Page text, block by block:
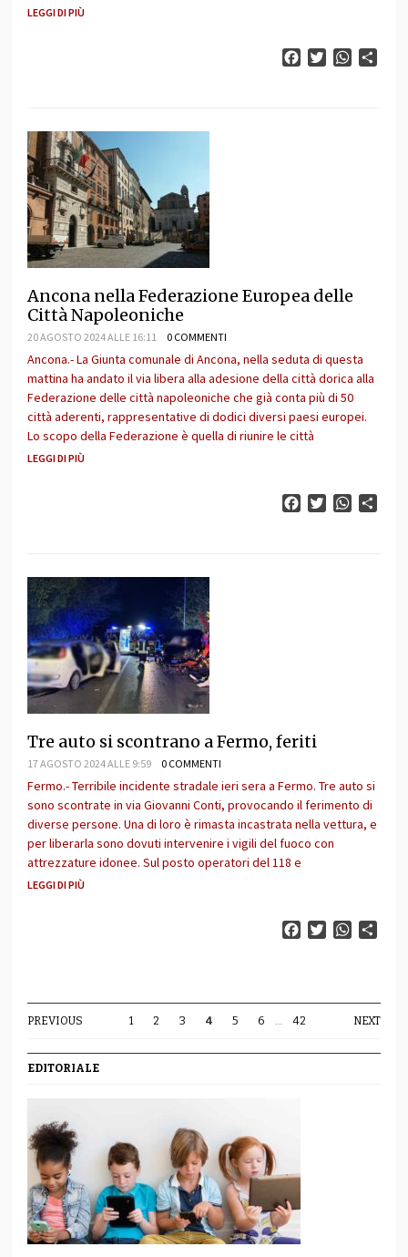
LEGGI DI PIÙ
FacebookTwitter
Ancona nella Federazione Europea delle
Città Napoleoniche
20 AGOSTO 2024 ALLE 16:11 0 COMMENTI
Ancona.- La Giunta comunale di Ancona, nella seduta di questa
mattina ha andato il via libera alla adesione della città dorica alla
Federazione delle città napoleoniche che già conta più di 50
città aderenti, rappresentative di dodici diversi paesi europei.
Lo scopo della Federazione è quella di riunire le città
LEGGI DI PIÙ
FacebookTwitter
Tre auto si scontrano a Fermo, feriti
17 AGOSTO 2024 ALLE 9:59 0 COMMENTI
Fermo.- Terribile incidente stradale ieri sera a Fermo. Tre auto si
sono scontrate in via Giovanni Conti, provocando il ferimento di
diverse persone. Una di loro è rimasta incastrata nella vettura, e
per liberarla sono dovuti intervenire i vigili del fuoco con
attrezzature idonee. Sul posto operatori del 118 e
LEGGI DI PIÙ
FacebookTwitter
PREVIOUS 1 2 3 4 5 6 … 42 NEXT
EDITORIALE